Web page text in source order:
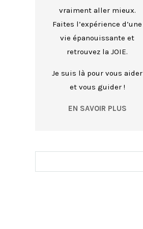
vraiment aller mieux.
Faites l’expérience d’une
vie épanouissante et
retrouvez la JOIE.
Je suis là pour vous aider
et vous guider !
EN SAVOIR PLUS